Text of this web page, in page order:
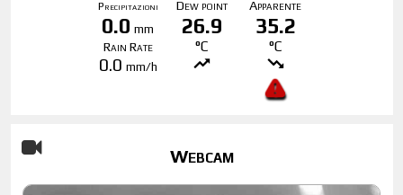
Precipitazioni
0.0 mm
Rain Rate
0.0 mm/h
Dew point
26.9
°C
Apparente
35.2
°C
Webcam